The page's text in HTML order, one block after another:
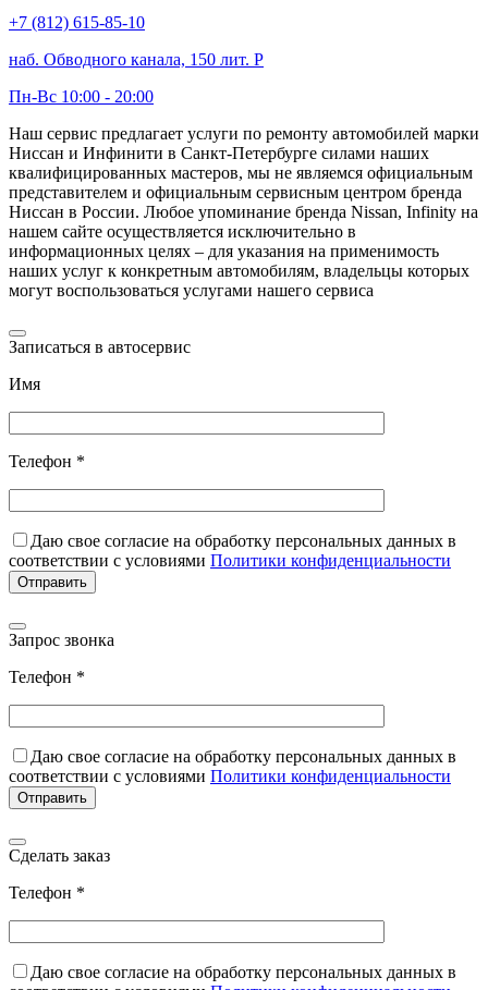
+7 (812) 615-85-10
наб. Обводного канала, 150 лит. Р
Пн-Вс 10:00 - 20:00
Наш сервис предлагает услуги по ремонту автомобилей марки
Ниссан и Инфинити в Санкт-Петербурге силами наших
квалифицированных мастеров, мы не являемся официальным
представителем и официальным сервисным центром бренда
Ниссан в России. Любое упоминание бренда Nissan, Infinity на
нашем сайте осуществляется исключительно в
информационных целях – для указания на применимость
наших услуг к конкретным автомобилям, владельцы которых
могут воспользоваться услугами нашего сервиса
Записаться в автосервис
Имя
Телефон *
Даю свое согласие на обработку персональных данных в
соответствии с условиями Политики конфиденциальности
Запрос звонка
Телефон *
Даю свое согласие на обработку персональных данных в
соответствии с условиями Политики конфиденциальности
Сделать заказ
Телефон *
Даю свое согласие на обработку персональных данных в